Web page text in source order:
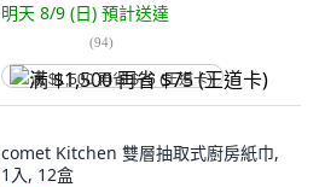
明天 8/9 (日) 預計送達
(94)
满 $1,500 再省 $75 (王道卡)
comet Kitchen 雙層抽取式廚房紙巾,
1入, 12盒